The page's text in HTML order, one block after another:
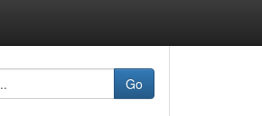
Go